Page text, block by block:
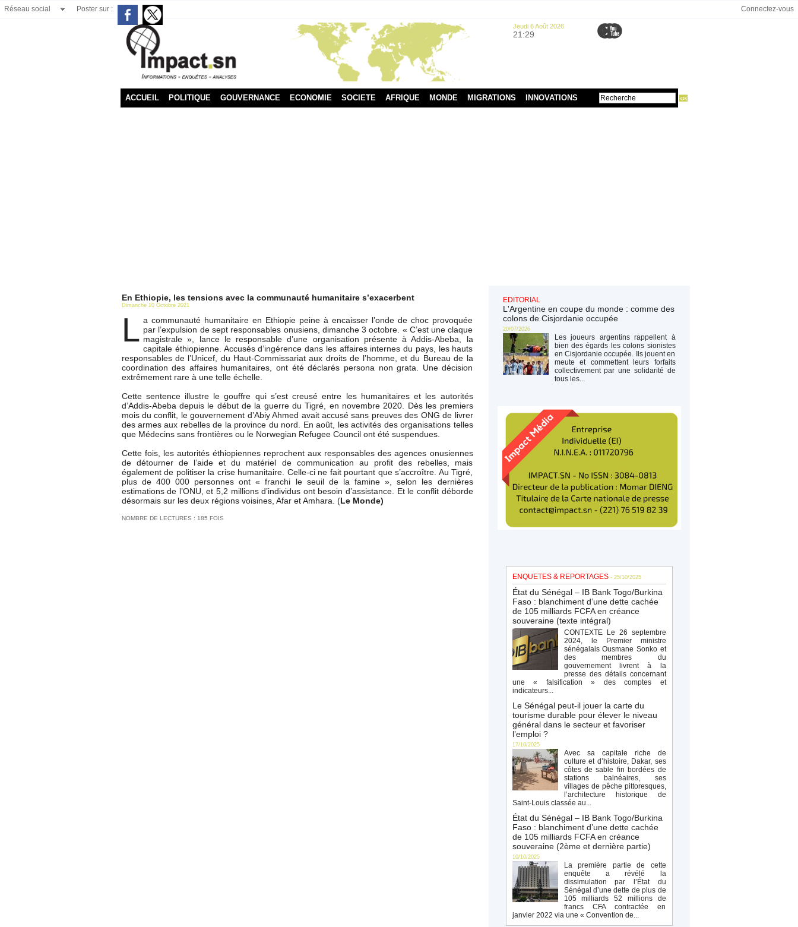
Réseau social Poster sur : Connectez-vous
Jeudi 6 Août 2026
21:29
ACCUEIL POLITIQUE GOUVERNANCE ECONOMIE SOCIETE AFRIQUE MONDE MIGRATIONS INNOVATIONS
En Ethiopie, les tensions avec la communauté humanitaire s’exacerbent
Dimanche 10 Octobre 2021
L a communauté humanitaire en Ethiopie peine à encaisser l’onde de choc provoquée
par l’expulsion de sept responsables onusiens, dimanche 3 octobre. « C’est une claque
magistrale », lance le responsable d’une organisation présente à Addis-Abeba, la
capitale éthiopienne. Accusés d’ingérence dans les affaires internes du pays, les hauts
responsables de l’Unicef, du Haut-Commissariat aux droits de l’homme, et du Bureau de la
coordination des affaires humanitaires, ont été déclarés persona non grata. Une décision
extrêmement rare à une telle échelle.
Cette sentence illustre le gouffre qui s’est creusé entre les humanitaires et les autorités
d’Addis-Abeba depuis le début de la guerre du Tigré, en novembre 2020. Dès les premiers
mois du conflit, le gouvernement d’Abiy Ahmed avait accusé sans preuves des ONG de livrer
des armes aux rebelles de la province du nord. En août, les activités des organisations telles
que Médecins sans frontières ou le Norwegian Refugee Council ont été suspendues.
Cette fois, les autorités éthiopiennes reprochent aux responsables des agences onusiennes
de détourner de l’aide et du matériel de communication au profit des rebelles, mais
également de politiser la crise humanitaire. Celle-ci ne fait pourtant que s’accroître. Au Tigré,
plus de 400 000 personnes ont « franchi le seuil de la famine », selon les dernières
estimations de l’ONU, et 5,2 millions d’individus ont besoin d’assistance. Et le conflit déborde
désormais sur les deux régions voisines, Afar et Amhara. (Le Monde)
NOMBRE DE LECTURES : 185 FOIS
EDITORIAL
L'Argentine en coupe du monde : comme des
colons de Cisjordanie occupée
20/07/2026
Les joueurs argentins rappellent à
bien des égards les colons sionistes
en Cisjordanie occupée. Ils jouent en
meute et commettent leurs forfaits
collectivement par une solidarité de
tous les...
ENQUETES & REPORTAGES - 25/10/2025
État du Sénégal – IB Bank Togo/Burkina
Faso : blanchiment d’une dette cachée
de 105 milliards FCFA en créance
souveraine (texte intégral)
CONTEXTE Le 26 septembre
2024, le Premier ministre
sénégalais Ousmane Sonko et
des membres du
gouvernement livrent à la
presse des détails concernant
une « falsification » des comptes et
indicateurs...
Le Sénégal peut-il jouer la carte du
tourisme durable pour élever le niveau
général dans le secteur et favoriser
l’emploi ?
17/10/2025
Avec sa capitale riche de
culture et d’histoire, Dakar, ses
côtes de sable fin bordées de
stations balnéaires, ses
villages de pêche pittoresques,
l’architecture historique de
Saint-Louis classée au...
État du Sénégal – IB Bank Togo/Burkina
Faso : blanchiment d’une dette cachée
de 105 milliards FCFA en créance
souveraine (2ème et dernière partie)
10/10/2025
La première partie de cette
enquête a révélé la
dissimulation par l’État du
Sénégal d’une dette de plus de
105 milliards 52 millions de
francs CFA contractée en
janvier 2022 via une « Convention de...